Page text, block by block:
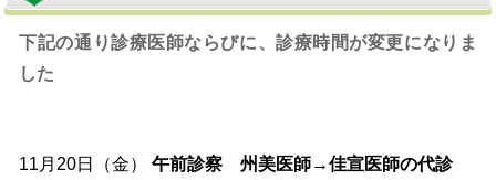
下記の通り診療医師ならびに、診療時間が変更になりま
した
11月20日（金） 午前診察 州美医師→佳宣医師の代診